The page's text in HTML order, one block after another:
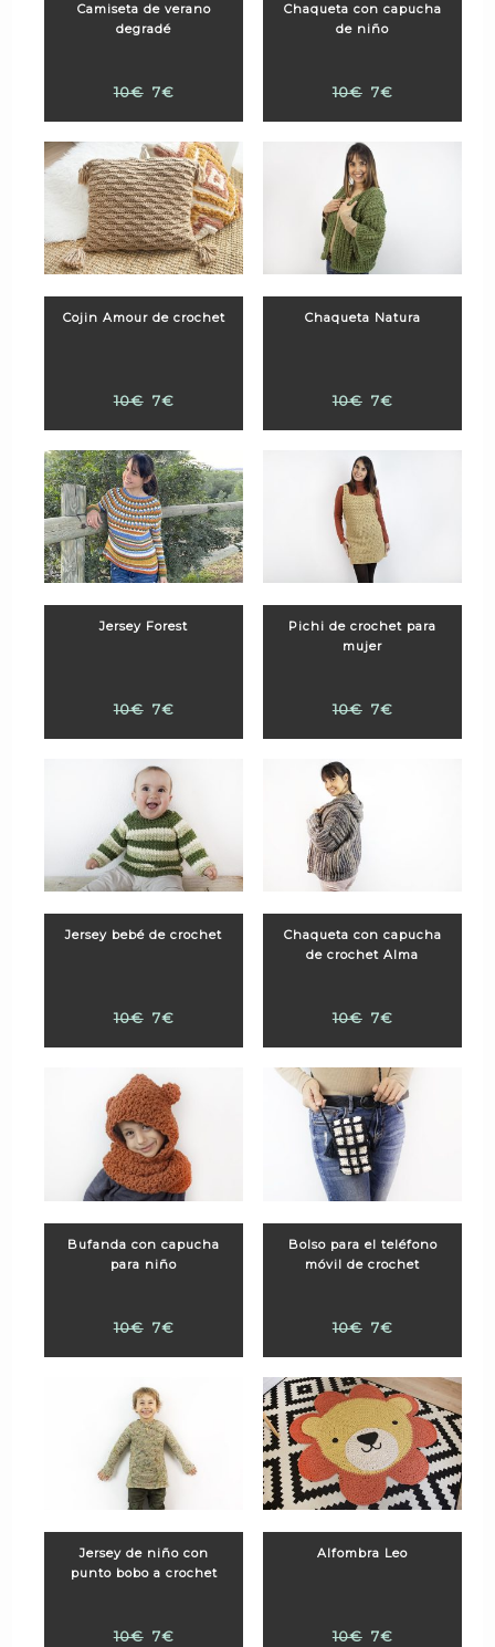
Camiseta de verano
degradé
10€ 7€
Chaqueta con capucha
de niño
10€ 7€
Cojin Amour de crochet
10€ 7€
Chaqueta Natura
10€ 7€
Jersey Forest
10€ 7€
Pichi de crochet para
mujer
10€ 7€
Jersey bebé de crochet
10€ 7€
Chaqueta con capucha
de crochet Alma
10€ 7€
Bufanda con capucha
para niño
10€ 7€
Bolso para el teléfono
móvil de crochet
10€ 7€
Jersey de niño con
punto bobo a crochet
10€ 7€
Alfombra Leo
10€ 7€